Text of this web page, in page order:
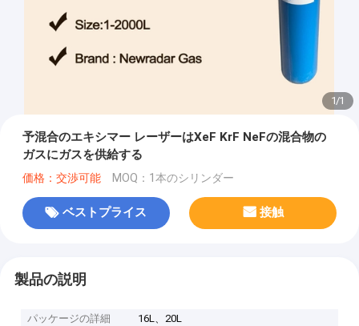
1/1
予混合のエキシマー レーザーはXeF KrF NeFの混合物の
ガスにガスを供給する
価格：交渉可能 MOQ：1本のシリンダー
ベストプライス 接触
製品の説明
パッケージの詳細
16L、20L